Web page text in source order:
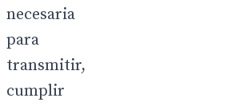
necesaria
para
transmitir,
cumplir